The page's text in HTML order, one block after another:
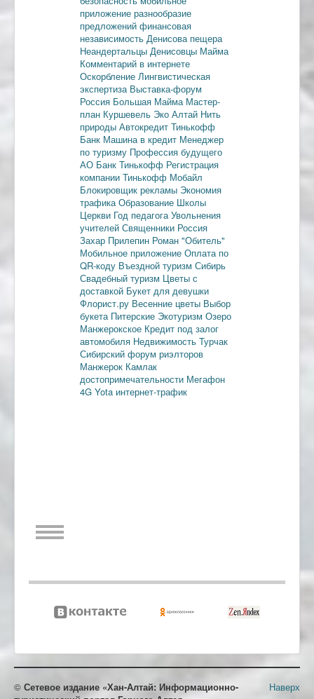
приложение разнообразие
предложений финансовая
независимость Денисова пещера
Неандертальцы Денисовцы Майма
Комментарий в интернете
Оскорбление Лингвистическая
экспертиза Выставка-форум
Россия Большая Майма Мастер-
план Куршевель Эко Алтай Нить
природы Автокредит Тинькофф
Банк Машина в кредит Менеджер
по туризму Профессия будущего
АО Банк Тинькофф Регистрация
компании Тинькофф Мобайл
Блокировщик рекламы Экономия
трафика Образование Школы
Церкви Год педагога Увольнения
учителей Священники Россия
Захар Прилепин Роман "Обитель"
Мобильное приложение Оплата по
QR-коду Въездной туризм Сибирь
Свадебный туризм Цветы с
доставкой Букет для девушки
Флорист.ру Весенние цветы Выбор
букета Питерские Экотуризм Озеро
Манжерокское Кредит под залог
автомобиля Недвижимость Турчак
Сибирский форум риэлторов
Манжерок Камлак
достопримечательности Мегафон
4G Yota интернет-трафик
Наверх
© Сетевое издание «Хан-Алтай: Информационно-